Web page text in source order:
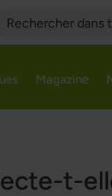
Magazine
t-